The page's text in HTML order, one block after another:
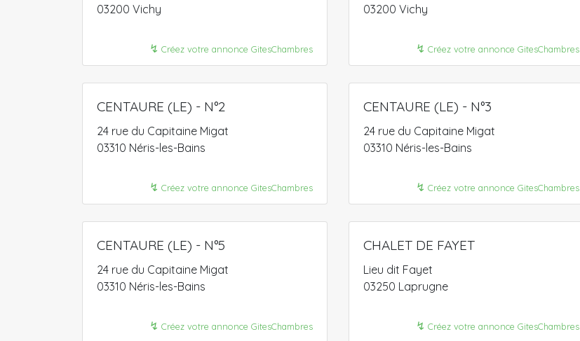
03200 Vichy
↯ Créez votre annonce GitesChambres
03200 Vichy
↯ Créez votre annonce GitesChambres
CENTAURE (LE) - N°2
24 rue du Capitaine Migat
03310 Néris-les-Bains
↯ Créez votre annonce GitesChambres
CENTAURE (LE) - N°3
24 rue du Capitaine Migat
03310 Néris-les-Bains
↯ Créez votre annonce GitesChambres
CENTAURE (LE) - N°5
24 rue du Capitaine Migat
03310 Néris-les-Bains
↯ Créez votre annonce GitesChambres
CHALET DE FAYET
Lieu dit Fayet
03250 Laprugne
↯ Créez votre annonce GitesChambres